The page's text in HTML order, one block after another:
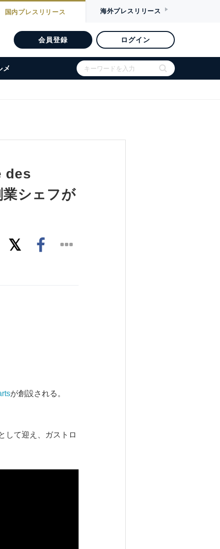
国内プレスリリース 海外プレスリリース
会員登録 ログイン
メ
des
シェフが
が創設される。
して迎え、ガストロ